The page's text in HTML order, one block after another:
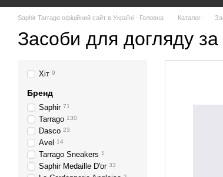
Saphir Tarrago офіційний сайт в Україні - Головна Каталог
Засоби для догляду
Хіт 9
Бренд
Saphir 71
Tarrago 130
Dasco 23
Avel 14
Tarrago Sneakers 1
Saphir Medaille D'or 33